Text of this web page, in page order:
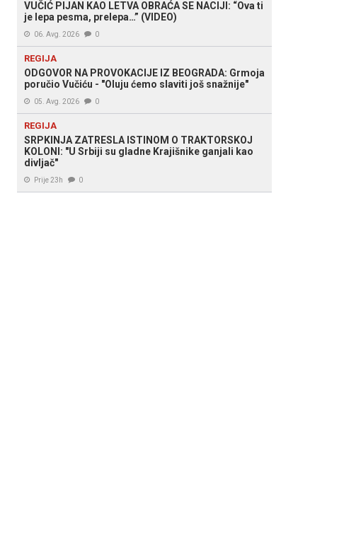
VUČIĆ PIJAN KAO LETVA OBRAĆA SE NACIJI: “Ova ti
je lepa pesma, prelepa…” (VIDEO)
06. Avg. 2026 0
REGIJA
ODGOVOR NA PROVOKACIJE IZ BEOGRADA: Grmoja
poručio Vučiću - "Oluju ćemo slaviti još snažnije"
05. Avg. 2026 0
REGIJA
SRPKINJA ZATRESLA ISTINOM O TRAKTORSKOJ
KOLONI: "U Srbiji su gladne Krajišnike ganjali kao
divljač"
Prije 23h 0